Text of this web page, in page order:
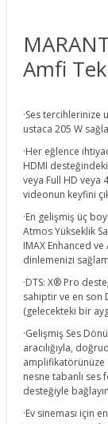
Amfi
·Ses tercihlerinize
ustaca 205 W
·Her eğlence
HDMI
veya Full HD veya
videonun keyfini
·En gelişmiş üç
Atmos Yükseklik
IMAX Enhanced
dinlemenizi
·DTS: X® Pro
sahiptir ve en son
(gelecekteki bir
·Gelişmiş Ses
aracılığıyla,
amplifikatörünüze
nesne tabanlı ses
desteğiyle
·Ev sineması için